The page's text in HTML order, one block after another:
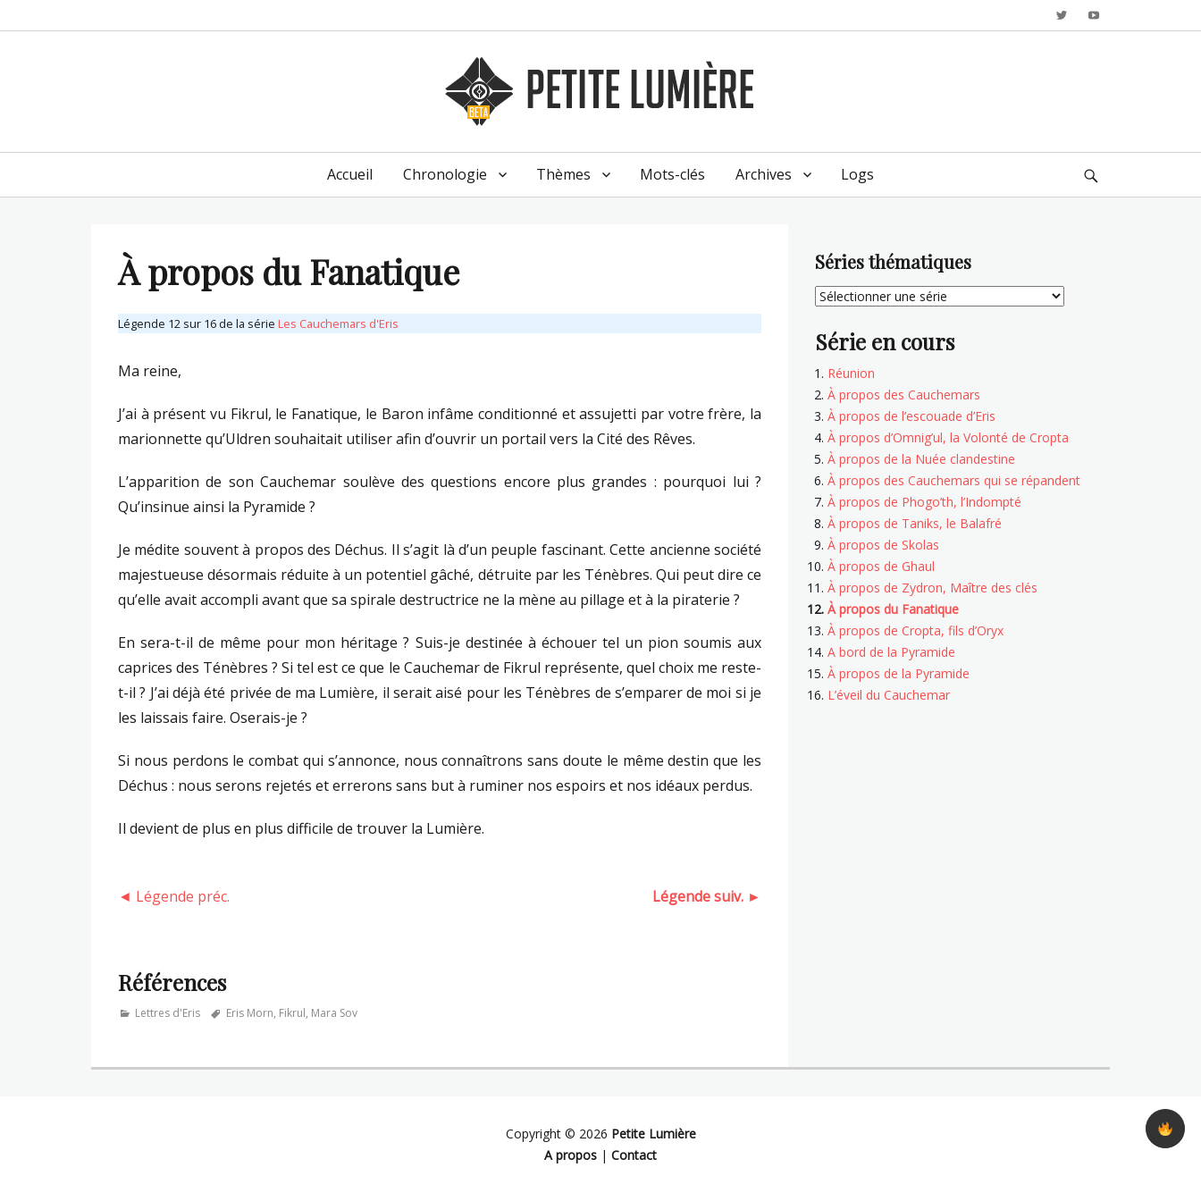
Twitter
menu
Accueil Chronologie Thèmes Mots-clés Archives Logs
À propos du Fanatique
Légende 12 sur 16 de la série Les Cauchemars d'Eris
Ma reine,
J’ai à présent vu Fikrul, le Fanatique, le Baron infâme conditionné et assujetti par votre frère, la
marionnette qu’Uldren souhaitait utiliser afin d’ouvrir un portail vers la Cité des Rêves.
L’apparition de son Cauchemar soulève des questions encore plus grandes : pourquoi lui ?
Qu’insinue ainsi la Pyramide ?
Je médite souvent à propos des Déchus. Il s’agit là d’un peuple fascinant. Cette ancienne société
majestueuse désormais réduite à un potentiel gâché, détruite par les Ténèbres. Qui peut dire ce
qu’elle avait accompli avant que sa spirale destructrice ne la mène au pillage et à la piraterie ?
En sera-t-il de même pour mon héritage ? Suis-je destinée à échouer tel un pion soumis aux
caprices des Ténèbres ? Si tel est ce que le Cauchemar de Fikrul représente, quel choix me reste-
t-il ? J’ai déjà été privée de ma Lumière, il serait aisé pour les Ténèbres de s’emparer de moi si je
les laissais faire. Oserais-je ?
Si nous perdons le combat qui s’annonce, nous connaîtrons sans doute le même destin que les
Déchus : nous serons rejetés et errerons sans but à ruminer nos espoirs et nos idéaux perdus.
Il devient de plus en plus difficile de trouver la Lumière.
◄ Légende préc. Légende suiv. ►
Références
Categories
Lettres d'Eris TagsEris Morn, Fikrul, Mara Sov
Séries thématiques
Série en cours
Réunion
À propos des Cauchemars
À propos de l’escouade d’Eris
À propos d’Omnig’ul, la Volonté de Cropta
À propos de la Nuée clandestine
À propos des Cauchemars qui se répandent
À propos de Phogo’th, l’Indompté
À propos de Taniks, le Balafré
À propos de Skolas
À propos de Ghaul
À propos de Zydron, Maître des clés
À propos du Fanatique
À propos de Cropta, fils d’Oryx
A bord de la Pyramide
À propos de la Pyramide
L’éveil du Cauchemar
Copyright © 2026 Petite Lumière
A propos | Contact